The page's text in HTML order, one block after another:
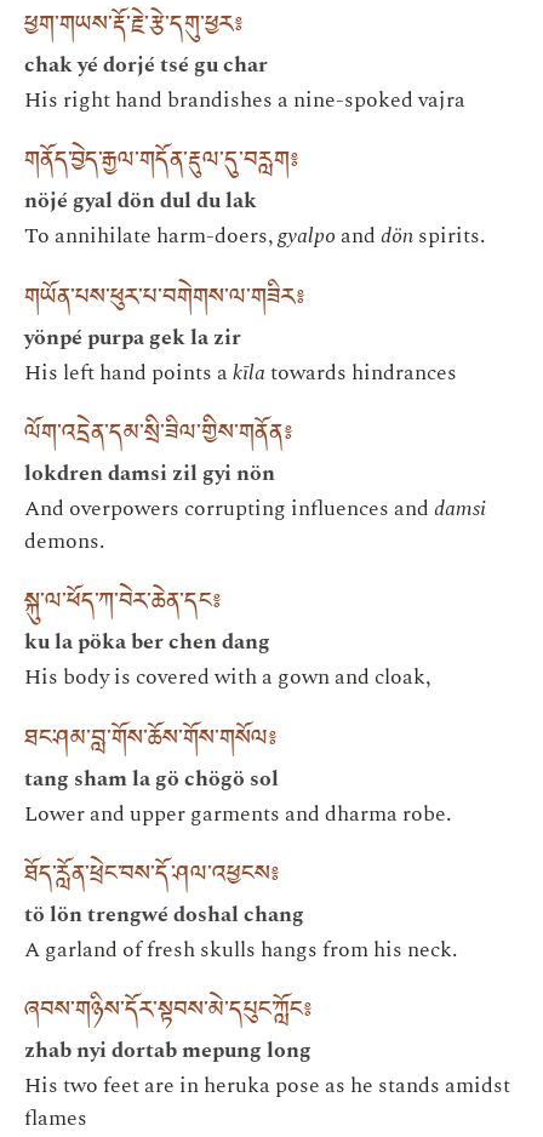
ཕྱག་གཡས་རྡོ་རྗེ་རྩེ་དགུ་ཕྱར༔
chak yé dorjé tsé gu char
His right hand brandishes a nine-spoked vajra
གནོད་བྱེད་རྒྱལ་གདོན་རྡུལ་དུ་བརླག༔
nöjé gyal dön dul du lak
To annihilate harm-doers,gyalpoand dönspirits.
གཡོན་པས་ཕུར་པ་བགེགས་ལ་གཟིར༔
yönpé purpa gek la zir
His left hand points akīlatowards hindrances
ལོག་འདྲེན་དམ་སྲི་ཟིལ་གྱིས་གནོན༔
lokdren damsi zil gyi nön
And overpowers corrupting influences and damsi
demons.
སྐུ་ལ་ཕོད་ཀ་བེར་ཆེན་དང༔
ku la pöka ber chen dang
His body is covered with a gown and cloak,
ཐང་ཤམ་བླ་གོས་ཆོས་གོས་གསོལ༔
tang sham la gö chögö sol
Lower and upper garments and dharma robe.
ཐོད་རློན་ཕྲེང་བས་དོ་ཤལ་འཕྱངས༔
tö lön trengwé doshal chang
A garland of fresh skulls hangs from his neck.
ཞབས་གཉིས་དོར་སྟབས་མེ་དཔུང་ཀློང༔
zhab nyi dortab mepung long
His two feet are in heruka pose as he stands amidst
flames